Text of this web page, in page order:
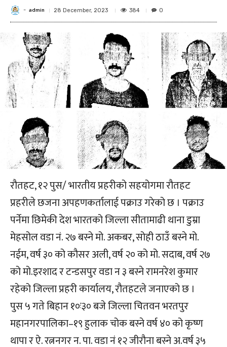
- admin 28 December, 2023 384 0
रौतहट, १२ पुस/ भारतीय प्रहरीको सहयोगमा रौतहट
प्रहरीले छजना अपहणकर्तालाई पक्राउ गरेको छ । पक्राउ
पर्नेमा छिमेकी देश भारतको जिल्ला सीतामाढी थाना डुम्रा
मेहसोल वडा नं. २७ बस्ने मो. अकबर, सोही ठाउँ बस्ने मो.
नईम, वर्ष ३० को कौसर अली, वर्ष २० को मो. सदाब, वर्ष २७
को मो.इरशाद र टन्डसपुर वडा न ३ बस्ने रामनरेश कुमार
रहेको जिल्ला प्रहरी कार्यालय, रौतहटले जनाएको छ ।
पुस ५ गते बिहान १०ः३० बजे जिल्ला चितवन भरतपुर
महानगरपालिका–१९ हुलाक चोक बस्ने वर्ष ४० को कृष्ण
थापा र ऐ. रत्ननगर न. पा. वडा नं १२ जीरौना बस्ने अ.वर्ष ३५